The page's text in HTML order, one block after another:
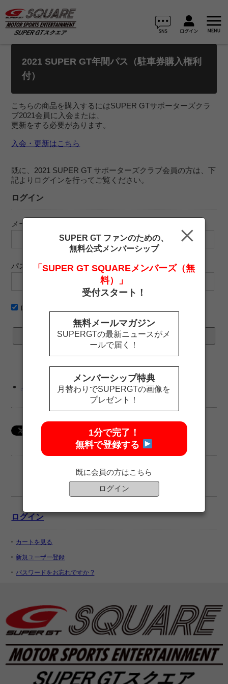
2021 SUPER GT年間パス（駐車券購入権利
付）
こちらの商品を購入するにはSUPER GTサポーターズクラ
ブ2021会員に入会または、
更新をする必要があります。
入会・更新はこちら
既に、2021 SUPER GT サポーターズクラブ会員の方は、下
記よりログインを行ってご覧ください。
ログイン
メールアドレス
パスワード
ログイン情報を記憶
パスワードをお忘れですか ?
ログイン
カートを見る
新規ユーザー登録
パスワードをお忘れですか ?
SUPER GT ファンのための、
無料公式メンバーシップ
「SUPER GT SQUAREメンバーズ（無
料）」
受付スタート！
無料メールマガジン
SUPERGTの最新ニュースがメ
ールで届く！
メンバーシップ特典
月替わりでSUPERGTの画像を
プレゼント！
1分で完了！
無料で登録する
既に会員の方はこちら
ログイン